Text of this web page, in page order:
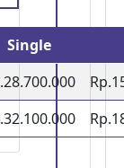
Single